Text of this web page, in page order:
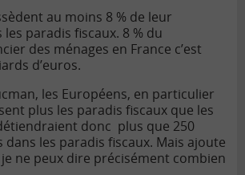
au moins 8 % de leur
paradis fiscaux. 8 % du
des ménages en France c’est
d’euros.
les Européens, en particulier
plus les paradis fiscaux que les
donc plus que 250
dans les paradis fiscaux. Mais ajoute
je ne peux dire précisément combien